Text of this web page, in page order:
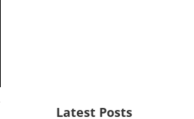
Latest Posts